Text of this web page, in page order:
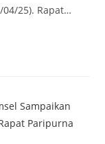
25). Rapat…